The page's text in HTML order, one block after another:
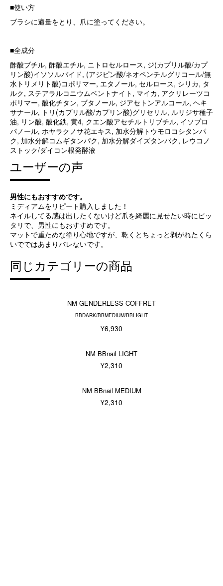
■使い方
ブラシに適量をとり、爪に塗ってください。
■全成分
酢酸ブチル, 酢酸エチル, ニトロセルロース, ジ(カプリル酸/カプ
リン酸)イソソルバイド, (アジピン酸/ネオペンチルグリコール/無
水トリメリト酸)コポリマー, エタノール, セルロース, シリカ, タ
ルク, ステアラルコニウムベントナイト, マイカ, アクリレーツコ
ポリマー, 酸化チタン, ブタノール, ジアセトンアルコール, ヘキ
サナール, トリ(カプリル酸/カプリン酸)グリセリル, ルリジサ種子
油, リン酸, 酸化鉄, 黄4, クエン酸アセチルトリブチル, イソプロ
パノール, ホヤラクノサ花エキス, 加水分解トウモロコシタンパ
ク, 加水分解コムギタンパク, 加水分解ダイズタンパク, レウコノ
ストック/ダイコン根発酵液
ユーザーの声
男性にもおすすめです。
ミディアムをリピート購入しました！
ネイルしてる感は出したくないけど爪を綺麗に見せたい時にピッ
タリで、男性にもおすすめです。
マットで重ためな塗り心地ですが、乾くとちょっと剥がれたくら
いでではあまりバレないです。
同じカテゴリーの商品
NM GENDERLESS COFFRET
BBDARK/BBMEDIUM/BBLIGHT
¥6,930
NM BBnail LIGHT
¥2,310
NM BBnail MEDIUM
¥2,310